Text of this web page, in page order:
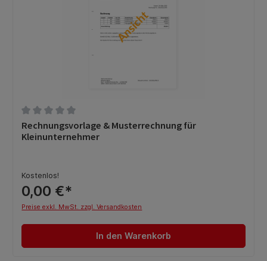
Durchschnittliche Bewertung von 0 von 5 Sternen
Rechnungsvorlage & Musterrechnung für
Kleinunternehmer
Kostenlos!
0,00 €*
Preise exkl. MwSt. zzgl. Versandkosten
In den Warenkorb